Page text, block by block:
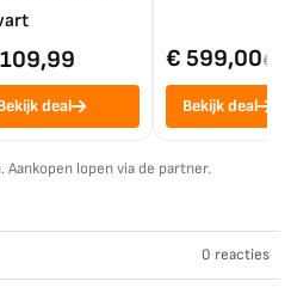
deal
€ 599,00€
Bekijk deal
lopen via de partner.
0 reacties